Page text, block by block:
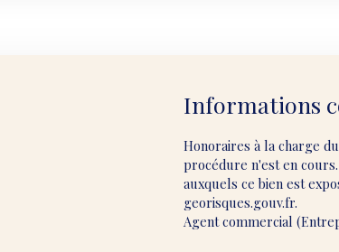
Informations
Honoraires à la charge
procédure n'est en
auxquels ce bien est
georisques.gouv.fr.
Agent commercial